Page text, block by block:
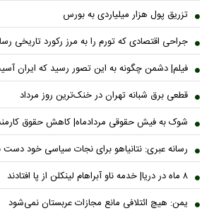
تزریق پول هزار میلیاردی به بورس
جراحی اقتصادی که تورم را به مرز رکورد تاریخی
فیلم| دشمن چگونه به این تصور رسید که ایران
قطعی برق شبانه تهران در خنک‌ترین روز مرداد
شوک به فیش حقوقی مردادماه| کاهش حقوق
رسانه عبری: نتانیاهو برای نجات سیاسی خود
۸ ماه در دریا| خدمه ناو آبراهام لینکلن از پا افتادند
یمن: هیچ ائتلافی مانع مجازات عربستان نمی‌شود